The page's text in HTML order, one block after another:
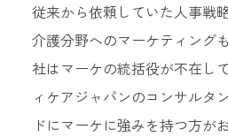
従来から依頼していた人事戦
介護分野へのマーケティング
社はマーケの統括役が不在し
ィケアジャパンのコンサルタ
ドにマーケに強みを持つ方が